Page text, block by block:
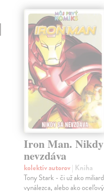
Iron Man.
nevzdáva
kolektív autorov| Kniha
Tony Stark - či už ako
vynálezca, alebo ako oceľový